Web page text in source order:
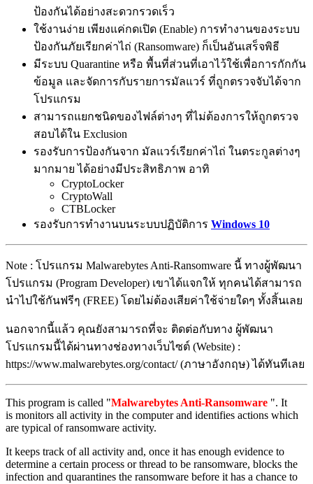
ป้องกันได้อย่างสะดวกรวดเร็ว
ใช้งานง่าย เพียงแค่กดเปิด (Enable) การทำงานของระบบ
ป้องกันภัยเรียกค่าไถ่ (Ransomware) ก็เป็นอันเสร็จพิธี
มีระบบ Quarantine หรือ พื้นที่ส่วนที่เอาไว้ใช้เพื่อการกักกัน
ข้อมูล และจัดการกับรายการมัลแวร์ ที่ถูกตรวจจับได้จาก
โปรแกรม
สามารถแยกชนิดของไฟล์ต่างๆ ที่ไม่ต้องการให้ถูกตรวจ
สอบได้ใน Exclusion
รองรับการป้องกันจาก มัลแวร์เรียกค่าไถ่ ในตระกูลต่างๆ
มากมาย ได้อย่างมีประสิทธิภาพ อาทิ
CryptoLocker
CryptoWall
CTBLocker
รองรับการทำงานบนระบบปฏิบัติการ Windows 10
Note : โปรแกรม Malwarebytes Anti-Ransomware นี้ ทางผู้พัฒนา
โปรแกรม (Program Developer) เขาได้แจกให้ ทุกคนได้สามารถ
นำไปใช้กันฟรีๆ (FREE) โดยไม่ต้องเสียค่าใช้จ่ายใดๆ ทั้งสิ้นเลย
นอกจากนี้แล้ว คุณยังสามารถที่จะ ติดต่อกับทาง ผู้พัฒนา
โปรแกรมนี้ได้ผ่านทางช่องทางเว็บไซต์ (Website) :
https://www.malwarebytes.org/contact/ (ภาษาอังกฤษ) ได้ทันทีเลย
This program is called "Malwarebytes Anti-Ransomware ". It
is monitors all activity in the computer and identifies actions which
are typical of ransomware activity.
It keeps track of all activity and, once it has enough evidence to
determine a certain process or thread to be ransomware, blocks the
infection and quarantines the ransomware before it has a chance to